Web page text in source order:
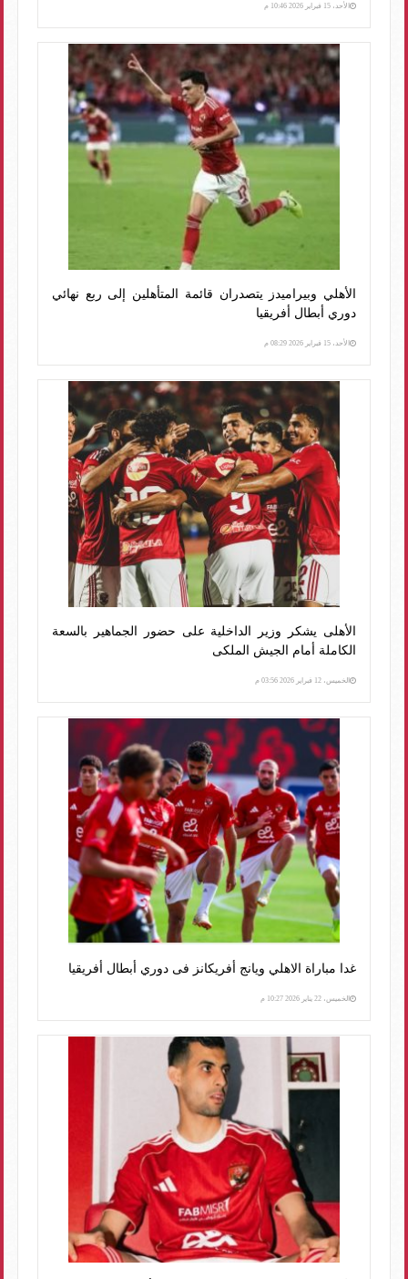
الأحد، 15 فبراير 2026 10:46 م
الأهلي وبيراميدز يتصدران قائمة المتأهلين إلى ربع نهائي
دوري أبطال أفريقيا
الأحد، 15 فبراير 2026 08:29 م
الأهلى يشكر وزير الداخلية على حضور الجماهير بالسعة
الكاملة أمام الجيش الملكى
الخميس، 12 فبراير 2026 03:56 م
غدا مباراة الاهلي ويانج أفريكانز فى دوري أبطال أفريقيا
الخميس، 22 يناير 2026 10:27 م